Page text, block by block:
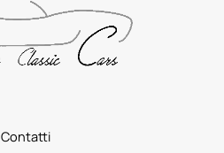
Contatti